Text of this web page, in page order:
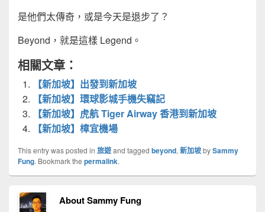
是他們太傳奇，或是今天是退步了？
Beyond，就是這樣 Legend。
相關文章：
【新加坡】出發到新加坡
【新加坡】環球影城手機失竊記
【新加坡】虎航 Tiger Airway 香港到新加坡
【新加坡】樟宜機場
This entry was posted in 旅遊and tagged beyond, 新加坡bySammy
Fung. Bookmark the permalink.
About Sammy Fung